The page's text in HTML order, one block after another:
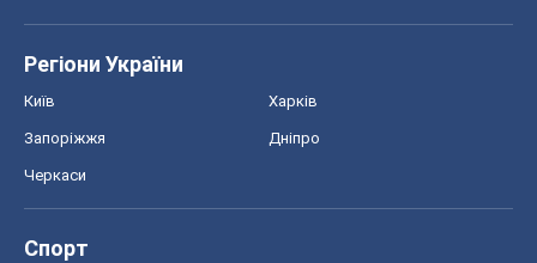
Регіони України
Київ Харків
Запоріжжя Дніпро
Черкаси
Спорт